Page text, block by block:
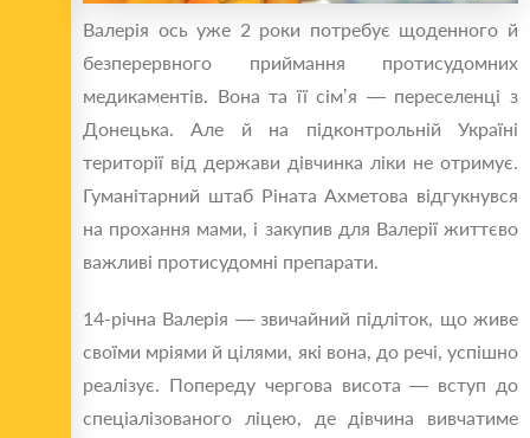
Валерія ось уже 2 роки потребує щоденного й
безперервного приймання протисудомних
медикаментів. Вона та її сім’я — переселенці з
Донецька. Але й на підконтрольній Україні
території від держави дівчинка ліки не отримує.
Гуманітарний штаб Ріната Ахметова відгукнувся
на прохання мами, і закупив для Валерії життєво
важливі протисудомні препарати.
14-річна Валерія — звичайний підліток, що живе
своїми мріями й цілями, які вона, до речі, успішно
реалізує. Попереду чергова висота — вступ до
спеціалізованого ліцею, де дівчина вивчатиме